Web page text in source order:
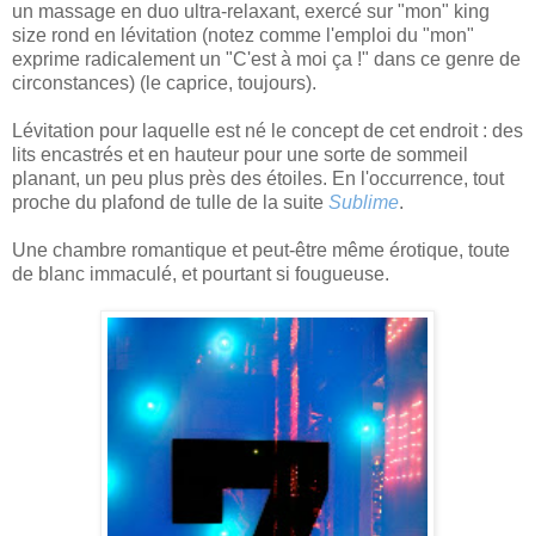
un massage en duo ultra-relaxant, exercé sur "mon" king
size rond en lévitation (notez comme l'emploi du "mon"
exprime radicalement un "C'est à moi ça !" dans ce genre de
circonstances) (le caprice, toujours).
Lévitation pour laquelle est né le concept de cet endroit : des
lits encastrés et en hauteur pour une sorte de sommeil
planant, un peu plus près des étoiles. En l'occurrence, tout
proche du plafond de tulle de la suite Sublime.
Une chambre romantique et peut-être même érotique, toute
de blanc immaculé, et pourtant si fougueuse.